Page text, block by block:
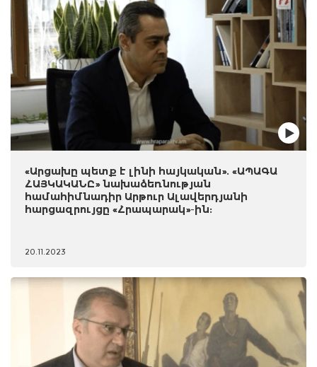
«Արցախը պետք է լինի հայկական». «ԱՊԱԳԱ
ՀԱՅԿԱԿԱՆԸ» նախաձեռնության
համահիմնադիր Արթուր Ալավերդյանի
հարցազրույցը «Հրապարակ»-ին:
20.11.2023